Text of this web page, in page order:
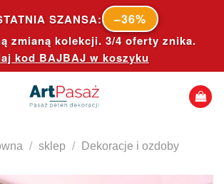
SZANSA: –36%
zmianą kolekcji. 3/4 oferty znika.
kod BAJBAJ w koszyku
/ sklep / Dekoracje i ozdoby